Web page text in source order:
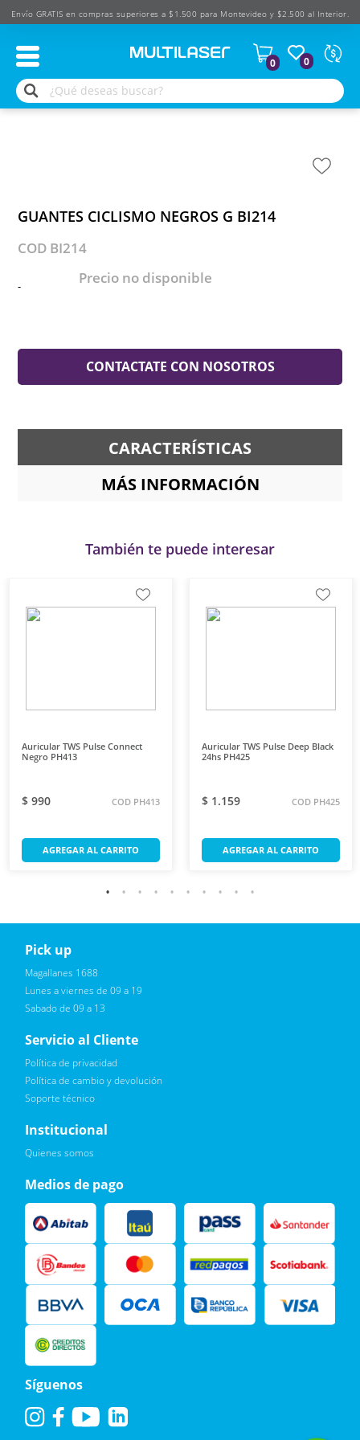
Envío GRATIS en compras superiores a $1.500 para Montevideo y $2.500 al Interior.
Según
$
0
0
GUANTES CICLISMO NEGROS G BI214
COD BI214
Precio no disponible
-
CONTACTATE CON NOSOTROS
CARACTERÍSTICAS
MÁS INFORMACIÓN
También te puede interesar
Auricular TWS Pulse Connect
Negro PH413
$ 990 COD PH413
AGREGAR AL CARRITO
Auricular TWS Pulse Deep Black
24hs PH425
$ 1.159 COD PH425
AGREGAR AL CARRITO
Reciba novedades, promociones exclusivas
Leí, soy consciente de las condiciones para el tratamiento de
mis datos personales y doy mi consentimiento, tal y como se
Pick up
Magallanes 1688
Lunes a viernes de 09 a 19
Sabado de 09 a 13
Servicio al Cliente
Política de privacidad
Política de cambio y devolución
Soporte técnico
Institucional
Quienes somos
Medios de pago
Síguenos